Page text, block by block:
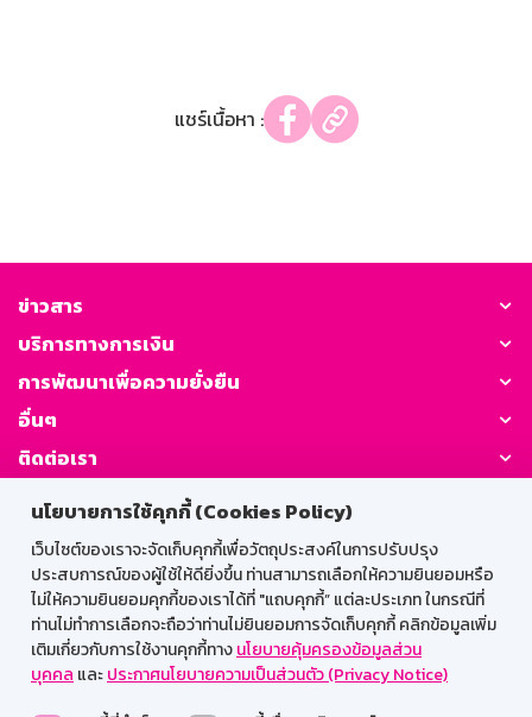
นโยบายการใช้คุกกี้ (Cookies Policy)
เว็บไซต์ของเราจะจัดเก็บคุกกี้เพื่อวัตถุประสงค์ในการปรับปรุง
ประสบการณ์ของผู้ใช้ให้ดียิ่งขึ้น ท่านสามารถเลือกให้ความยินยอมหรือ
ไม่ให้ความยินยอมคุกกี้ของเราได้ที่ "แถบคุกกี้” แต่ละประเภท ในกรณีที่
ท่านไม่ทำการเลือกจะถือว่าท่านไม่ยินยอมการจัดเก็บคุกกี้ คลิกข้อมูลเพิ่ม
เติมเกี่ยวกับการใช้งานคุกกี้ทางนโยบายคุ้มครองข้อมูลส่วน
บุคคล และประกาศนโยบายความเป็นส่วนตัว (Privacy Notice)
แชร์เนื้อหา :
ข่าวสาร
บริการทางการเงิน
การพัฒนาเพื่อความยั่งยืน
อื่นๆ
ติดต่อเรา
GSB Society:
สำหรับพนักงาน
Web HR
GSB Wisdom
M-Search
เข้าสู่ระบบเน็ตเมล